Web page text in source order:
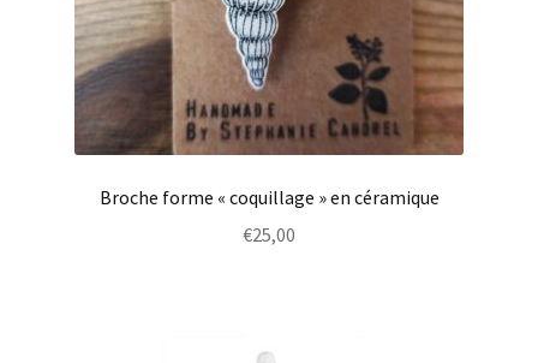
Broche forme « coquillage » en céramique
€25,00